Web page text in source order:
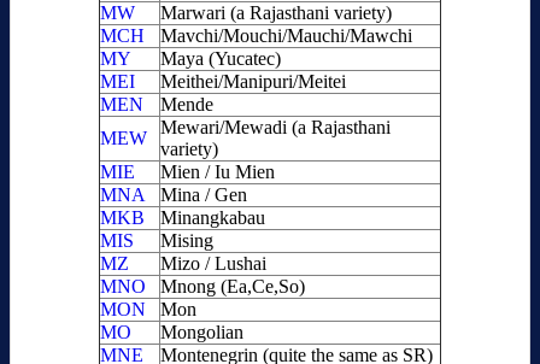
MW
Marwari (a Rajasthani variety)
MCH
Mavchi/Mouchi/Mauchi/Mawchi
MY
Maya (Yucatec)
MEI
Meithei/Manipuri/Meitei
MEN
Mende
MEW
Mewari/Mewadi (a Rajasthani
variety)
MIE
Mien / Iu Mien
MNA
Mina / Gen
MKB
Minangkabau
MIS
Mising
MZ
Mizo / Lushai
MNO
Mnong (Ea,Ce,So)
MON
Mon
MO
Mongolian
MNE
Montenegrin (quite the same as SR)